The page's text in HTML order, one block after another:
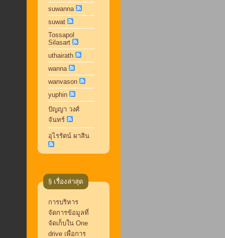
suwanna
suwat
Tossapol
Silasart
uthairath
wanna
wanvason
yuphin
ปัญญา วงศ์
จันทร์
อุไรรัตน์ ผาสิน
§ เรื่องล่าสุด
การบริหาร
จัดการข้อมูลที่
จัดเก็บใน One
drive เพื่อการ